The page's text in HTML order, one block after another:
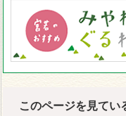
このページを見てい